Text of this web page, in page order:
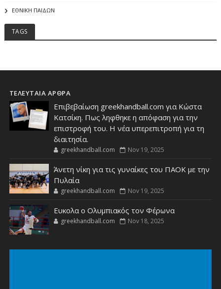
ΕΘΝΙΚΗ ΠΑΙΔΩΝ
TAGS
ΤΕΛΕΥΤΑΙΑ ΑΡΘΡΑ
Επιβεβαίωση greekhandball.com για Κώστα
Κατσίκη. Πως ληφθηκε η απόφαση για την
επιστροφή του. Η νέα υπερεπιτροπή για τη
διαιτησία.
greekhandball.com Nov 19, 2025
Άνετη νίκη για τις γυναίκες του ΠΑΟΚ με την
Πυλαία
greekhandball.com Nov 19, 2025
Ευκολα ο Ολυμπιακός τον Φέρωνα
greekhandball.com Nov 18, 2025